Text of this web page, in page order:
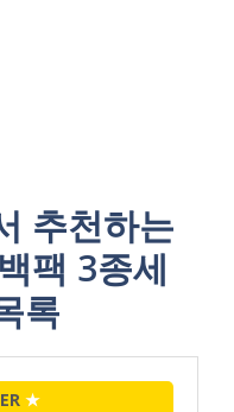
추천하는
팩 3종세
록
★